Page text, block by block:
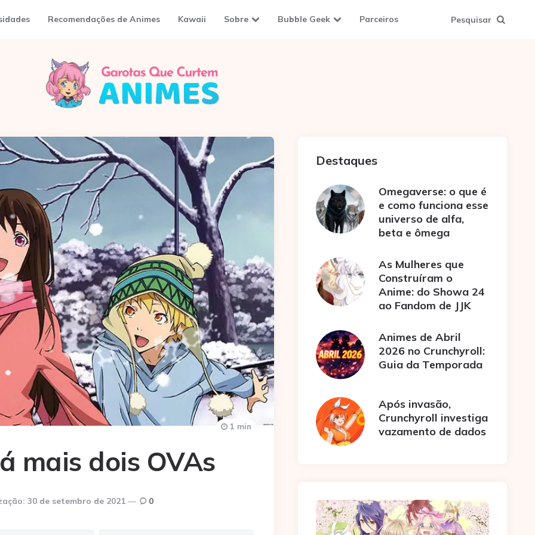
Recomendações de Animes Kawaii Sobre Bubble Geek Parceiros Pesquisar
mais dois OVAs
30 de setembro de 2021 0
1 min
Destaques
Omegaverse: o que é
e como funciona esse
universo de alfa,
beta e ômega
As Mulheres que
Construíram o
Anime: do Showa 24
ao Fandom de JJK
Animes de Abril
2026 no Crunchyroll:
Guia da Temporada
Após invasão,
Crunchyroll investiga
vazamento de dados